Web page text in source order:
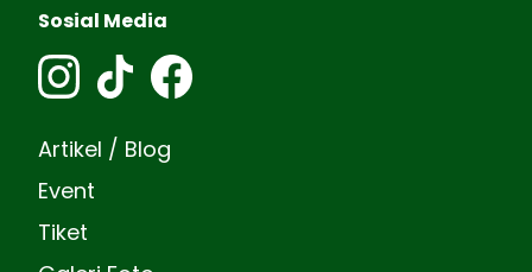
Sosial Media
Artikel / Blog
Event
Tiket